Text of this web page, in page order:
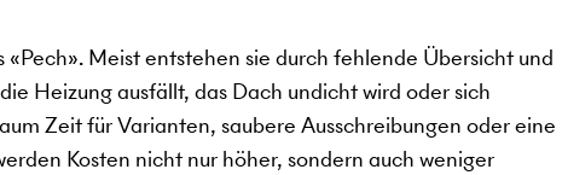
Meist entstehen sie durch fehlende Übersicht und
Heizung ausfällt, das Dach undicht wird oder sich
Zeit für Varianten, saubere Ausschreibungen oder eine
Kosten nicht nur höher, sondern auch weniger